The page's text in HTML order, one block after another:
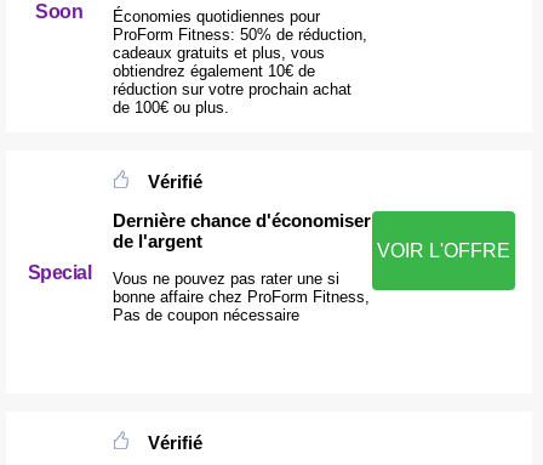
Soon
Économies quotidiennes pour
ProForm Fitness: 50% de réduction,
cadeaux gratuits et plus, vous
obtiendrez également 10€ de
réduction sur votre prochain achat
de 100€ ou plus.
Special
Vérifié
Dernière chance d'économiser
de l'argent
Vous ne pouvez pas rater une si
bonne affaire chez ProForm Fitness,
Pas de coupon nécessaire
VOIR L'OFFRE
Vérifié